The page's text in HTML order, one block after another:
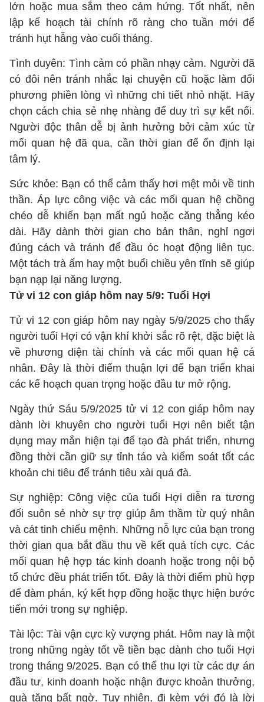
lớn hoặc mua sắm theo cảm hứng. Tốt nhất, nên
lập kế hoạch tài chính rõ ràng cho tuần mới để
tránh hụt hẫng vào cuối tháng.
Tình duyên: Tình cảm có phần nhạy cảm. Người đã
có đôi nên tránh nhắc lại chuyện cũ hoặc làm đối
phương phiền lòng vì những chi tiết nhỏ nhặt. Hãy
chọn cách chia sẻ nhẹ nhàng để duy trì sự kết nối.
Người độc thân dễ bị ảnh hưởng bởi cảm xúc từ
mối quan hệ đã qua, cần thời gian để ổn định lại
tâm lý.
Sức khỏe: Bạn có thể cảm thấy hơi mệt mỏi về tinh
thần. Áp lực công việc và các mối quan hệ chồng
chéo dễ khiến bạn mất ngủ hoặc căng thẳng kéo
dài. Hãy dành thời gian cho bản thân, nghỉ ngơi
đúng cách và tránh để đầu óc hoạt động liên tục.
Một tách trà ấm hay một buổi chiều yên tĩnh sẽ giúp
bạn nạp lại năng lượng.
Tử vi 12 con giáp hôm nay 5/9: Tuổi Hợi
Tử vi 12 con giáp hôm nay ngày 5/9/2025 cho thấy
người tuổi Hợi có vận khí khởi sắc rõ rệt, đặc biệt là
về phương diện tài chính và các mối quan hệ cá
nhân. Đây là thời điểm thuận lợi để bạn triển khai
các kế hoạch quan trọng hoặc đầu tư mở rộng.
Ngày thứ Sáu 5/9/2025 tử vi 12 con giáp hôm nay
dành lời khuyên cho người tuổi Hợi nên biết tận
dụng may mắn hiện tại để tạo đà phát triển, nhưng
đồng thời cần giữ sự tỉnh táo và kiểm soát tốt các
khoản chi tiêu để tránh tiêu xài quá đà.
Sự nghiệp: Công việc của tuổi Hợi diễn ra tương
đối suôn sẻ nhờ sự trợ giúp âm thầm từ quý nhân
và cát tinh chiếu mệnh. Những nỗ lực của bạn trong
thời gian qua bắt đầu thu về kết quả tích cực. Các
mối quan hệ hợp tác kinh doanh hoặc trong nội bộ
tổ chức đều phát triển tốt. Đây là thời điểm phù hợp
để đàm phán, ký kết hợp đồng hoặc thực hiện bước
tiến mới trong sự nghiệp.
Tài lộc: Tài vận cực kỳ vượng phát. Hôm nay là một
trong những ngày tốt về tiền bạc dành cho tuổi Hợi
trong tháng 9/2025. Bạn có thể thu lợi từ các dự án
đầu tư, kinh doanh hoặc nhận được khoản thưởng,
quà tặng bất ngờ. Tuy nhiên, đi kèm với đó là lời